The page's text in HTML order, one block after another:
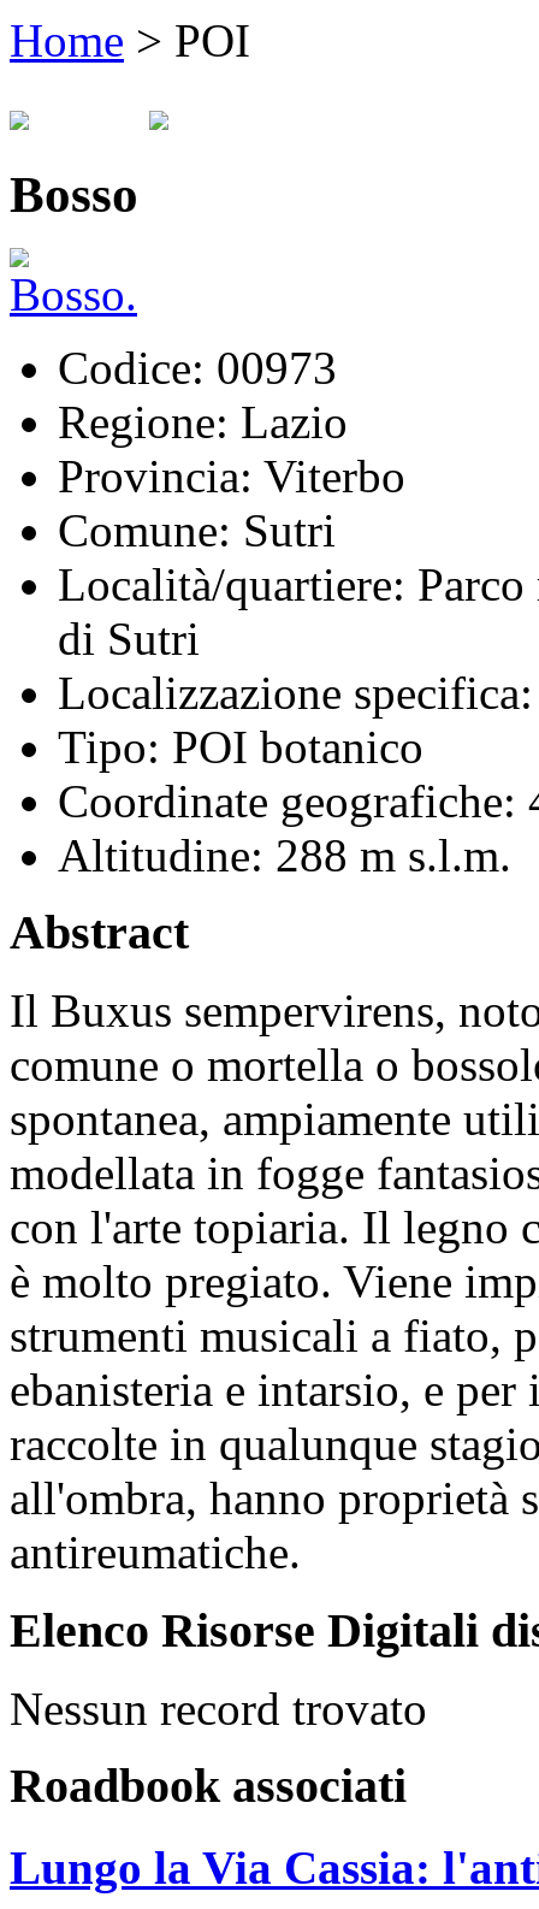
Home > POI
Bosso
Codice: 00973
Regione: Lazio
Provincia: Viterbo
Comune: Sutri
Località/quartiere:
di Sutri
Localizzazione specifica:
Tipo: POI botanico
Coordinate geografiche:
Altitudine: 288 m s.l.m.
Abstract
Il Buxus sempervirens,
comune o mortella o
spontanea, ampiamente
modellata in fogge
con l'arte topiaria. Il legno
è molto pregiato. Viene
strumenti musicali a fiato,
ebanisteria e intarsio, e
raccolte in qualunque
all'ombra, hanno proprietà
antireumatiche.
Elenco Risorse Digitali
Nessun record trovato
Roadbook associati
Lungo la Via Cassia: